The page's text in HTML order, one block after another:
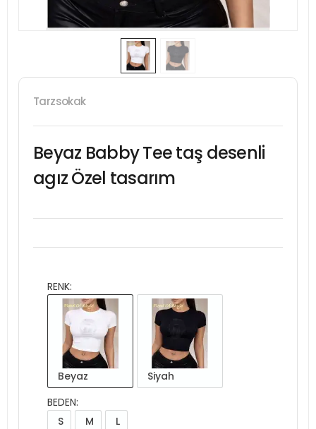
Tarzsokak
Beyaz Babby Tee taş desenli
agız Özel tasarım
RENK:
Beyaz
Siyah
BEDEN:
S
M L